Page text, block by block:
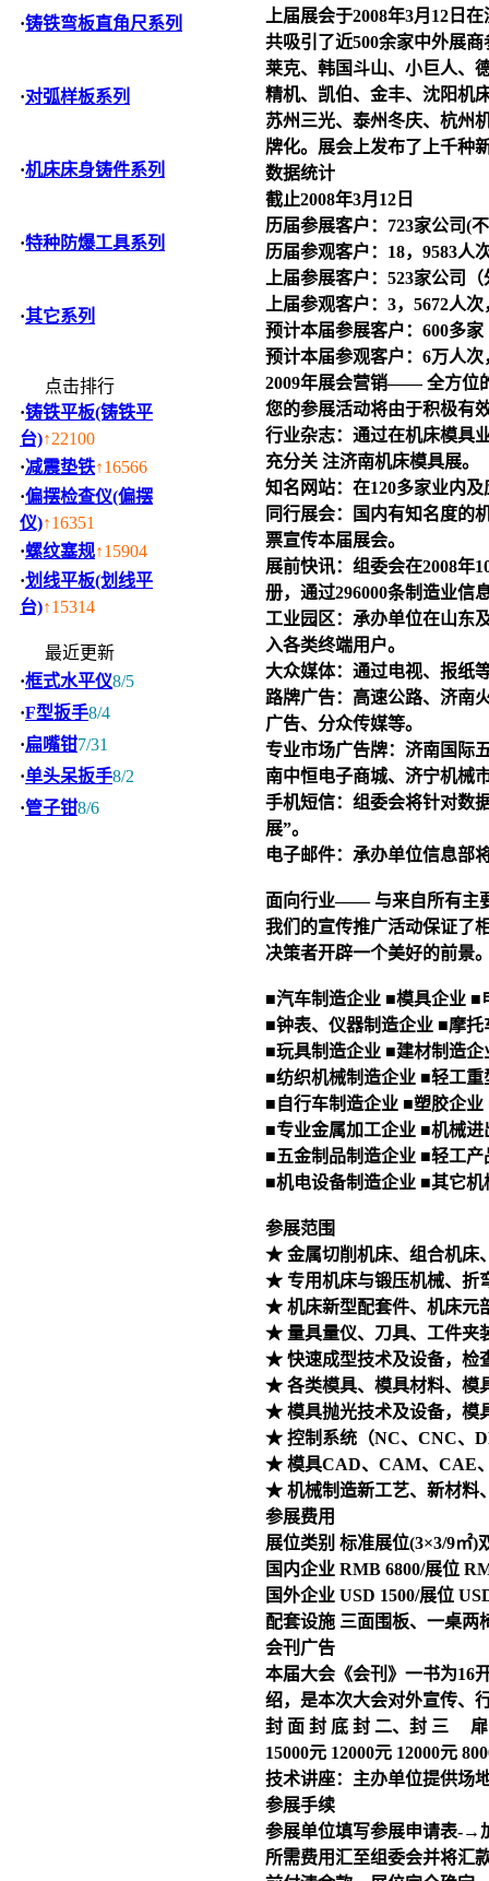
·铸铁弯板直角尺系列
·对弧样板系列
·机床床身铸件系列
·特种防爆工具系列
·其它系列
点击排行
·铸铁平板(铸铁平
台)↑22100
·减震垫铁↑16566
·偏摆检查仪(偏摆
仪)↑16351
·螺纹塞规↑15904
·划线平板(划线平
台)↑15314
最近更新
·框式水平仪8/5
·F型扳手8/4
·扁嘴钳7/31
·单头呆扳手8/2
·管子钳8/6
上届展会于2008年3月12日
共吸引了近500余家中外展
莱克、韩国斗山、小巨人、
精机、凯伯、金丰、沈阳机
苏州三光、泰州冬庆、杭州
牌化。展会上发布了上千种
数据统计
截止2008年3月12日
历届参展客户：723家公司(
历届参观客户：18，9583人
上届参展客户：523家公司
上届参观客户：3，5672人
预计本届参展客户：600多
预计本届参观客户：6万人
2009年展会营销—— 全方位
您的参展活动将由于积极有
行业杂志：通过在机床模具
充分关 注济南机床模具展。
知名网站：在120多家业内
同行展会：国内有知名度的
票宣传本届展会。
展前快讯：组委会在2008年
册，通过296000条制造业信
工业园区：承办单位在山东
入各类终端用户。
大众媒体：通过电视、报纸
路牌广告：高速公路、济南
广告、分众传媒等。
专业市场广告牌：济南国际
南中恒电子商城、济宁机械
手机短信：组委会将针对数
展”。
电子邮件：承办单位信息部
面向行业—— 与来自所有主
我们的宣传推广活动保证了
决策者开辟一个美好的前景
■汽车制造企业 ■模具企业 ■
■钟表、仪器制造企业 ■摩
■玩具制造企业 ■建材制造
■纺织机械制造企业 ■轻工
■自行车制造企业 ■塑胶企
■专业金属加工企业 ■机械
■五金制品制造企业 ■轻工产
■机电设备制造企业 ■其它机
参展范围
★ 金属切削机床、组合机床
★ 专用机床与锻压机械、折
★ 机床新型配套件、机床元
★ 量具量仪、刀具、工件夹
★ 快速成型技术及设备，检
★ 各类模具、模具材料、模
★ 模具抛光技术及设备，模
★ 控制系统（NC、CNC、
★ 模具CAD、CAM、CAE
★ 机械制造新工艺、新材料
参展费用
展位类别 标准展位(3×3/9㎡)
国内企业 RMB 6800/展位
国外企业 USD 1500/展位
配套设施 三面围板、一桌两
会刊广告
本届大会《会刊》一书为16
绍，是本次大会对外宣传、
封 面 封 底 封 二、封 三
15000元 12000元 12000元
技术讲座：主办单位提供场
参展手续
参展单位填写参展申请表-→
所需费用汇至组委会并将汇